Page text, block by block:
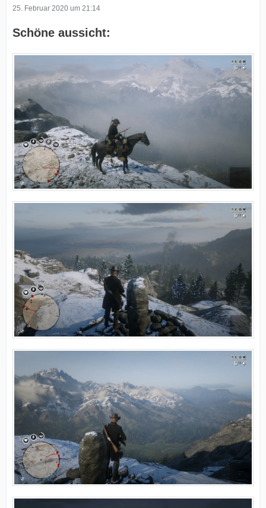
25. Februar 2020 um 21:14
Schöne aussicht: